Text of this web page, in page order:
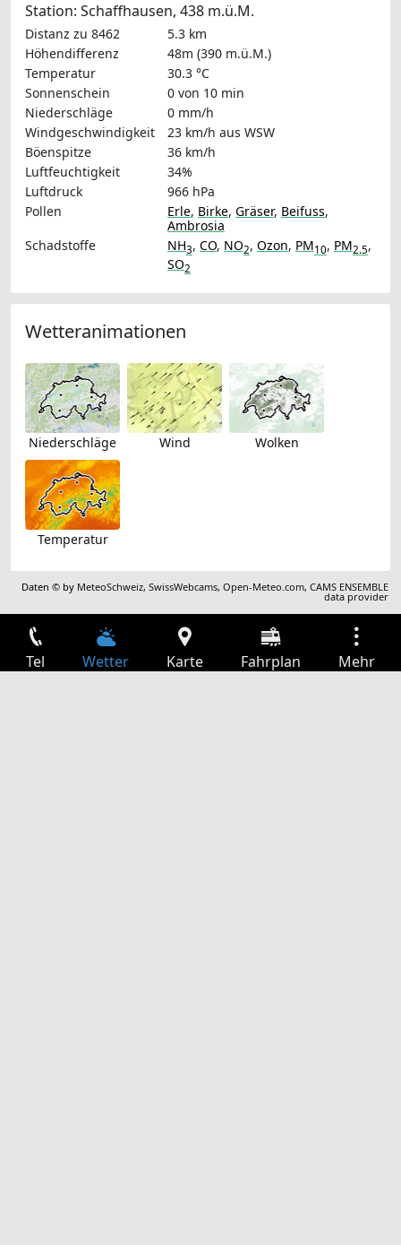
Station: Schaffhausen, 438 m.ü.M.
Distanz zu 8462
5.3 km
Höhendifferenz
48m (390 m.ü.M.)
Temperatur
30.3 °C
Sonnenschein
0 von 10 min
Niederschläge
0 mm/h
Windgeschwindigkeit
23 km/h aus WSW
Böenspitze
36 km/h
Luftfeuchtigkeit
34%
Luftdruck
966 hPa
Pollen
Erle, Birke, Gräser, Beifuss,
Ambrosia
Schadstoffe
NH3, CO, NO2, Ozon, PM10, PM2.5,
SO2
Wetteranimationen
Niederschläge Wind Wolken
Temperatur
Daten © by MeteoSchweiz,SwissWebcams,Open-Meteo.com,CAMS ENSEMBLE
data provider
Tel Wetter Karte Fahrplan Mehr